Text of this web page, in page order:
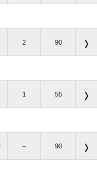
2 90
1 55
– 90